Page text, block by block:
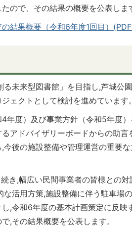
ので、その結果の概要を公表しま
結果概要（令和6年度1回目）
る未来型図書館」を目指し,芦城公
ェクトとして検討を進めています。
年度）及び事業方針（令和5年度
アドバイザリーボードからの助
後の施設整備や管理運営の重要
き,幅広い民間事業者の皆様との対
な活用方策,施設整備に伴う駐車場
,令和6年度の基本計画策定に反
,その結果概要を公表します。